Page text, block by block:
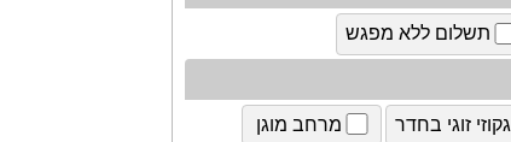
תשלום ללא מפגש
גקוזי זוגי בחדר מרחב מוגן